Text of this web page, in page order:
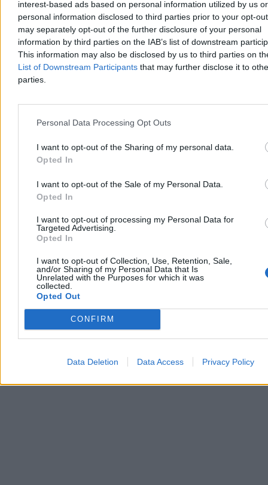
interest-based ads based on personal information utilized by us or
personal information disclosed to third parties prior to your opt-
may separately opt-out of the further disclosure of your personal
information by third parties on the IAB’s list of downstream
This information may also be disclosed by us to third parties on
List of Downstream Participants that may further disclose it to
parties.
Personal Data Processing Opt Outs
I want to opt-out of the Sharing of my personal data.
Opted In
I want to opt-out of the Sale of my Personal Data.
Opted In
I want to opt-out of processing my Personal Data for
Targeted Advertising.
Opted In
I want to opt-out of Collection, Use, Retention, Sale,
and/or Sharing of my Personal Data that Is
Unrelated with the Purposes for which it was
collected.
Opted Out
CONFIRM
Data Deletion Data Access Privacy Policy
Gdy konstytucja przestaje
wystarczać. Granice kompetencji
prezydenta i Sejmu
W Ciechocinku chcą odwołać
burmistrza. W tle afera o
biogazownię
Rok 2012. Podczas Euro, którego byliśmy współgospodarzem,
Polska po raz pierwszy od dawna utonęła w tak gęstym morzu
biało–czerwonych barw.Było głośno, dumnie i patriotycznie – od
szalików po flagi na samochodach. Stadionowe chóry, spontaniczne
uliczne pochody po meczach, flagi zwisające z balkonów –
wspólne kibicowanie dawało poczucie dumy, która nie
potrzebowała żadnego politycznego uzasadnienia. To był pierwszy
afirmacji, a nie konfliktu.
Reklama